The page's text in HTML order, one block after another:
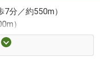
分／約550m）
）
8分／約590m）
610m）